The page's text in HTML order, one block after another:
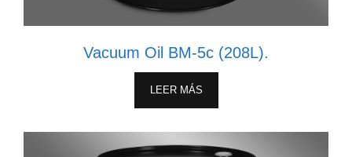
Vacuum Oil BM-5c (208L).
LEER MÁS